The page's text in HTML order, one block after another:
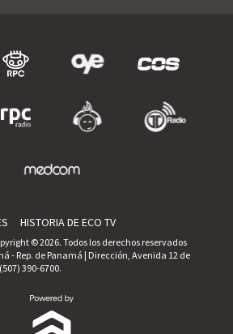
HISTORIA DE ECO TV
© 2026. Todos los derechos reservados
- Rep. de Panamá | Dirección, Avenida 12 de
390-6700.